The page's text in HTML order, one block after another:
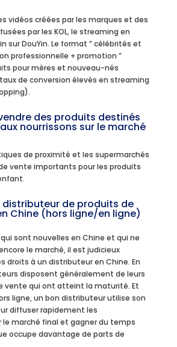
vidéos créées par les marques et des
par les KOL, le streaming en
sur DouYin. Le format ” célébrités et
professionnelle + promotion ”
pour mères et nouveau-nés
de conversion élevés en streaming
des produits destinés
nourrissons sur le marché
de proximité et les supermarchés
vente importants pour les produits
distributeur de produits de
Chine (hors ligne/en ligne)
sont nouvelles en Chine et qui ne
le marché, il est judicieux
droits à un distributeur en Chine. En
disposent généralement de leurs
vente qui ont atteint la maturité. Et
ligne, un bon distributeur utilise son
diffuser rapidement les
le marché final et gagner du temps
occupe davantage de parts de